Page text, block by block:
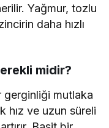
Yağmur, tozlu
daha hızlı
midir?
mutlaka
hız ve uzun süreli